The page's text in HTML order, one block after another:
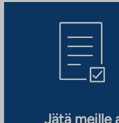
Jätä meille